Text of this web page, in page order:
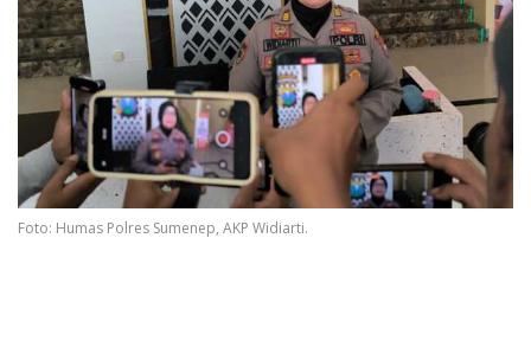
Foto: Humas Polres Sumenep, AKP Widiarti.